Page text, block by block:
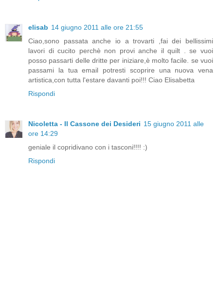
elisab 14 giugno 2011 alle ore 21:55
Ciao,sono passata anche io a trovarti ,fai dei bellissimi
lavori di cucito perchè non provi anche il quilt . se vuoi
posso passarti delle dritte per iniziare,è molto facile. se vuoi
passami la tua email potresti scoprire una nuova vena
artistica,con tutta l'estare davanti poi!!! Ciao Elisabetta
Rispondi
Nicoletta - Il Cassone dei Desideri 15 giugno 2011 alle
ore 14:29
geniale il copridivano con i tasconi!!!! :)
Rispondi